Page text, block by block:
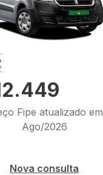
Fipe atualizado em
Ago/2026
Nova consulta